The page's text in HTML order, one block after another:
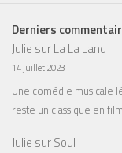
Derniers
Julie surLa La Land
14 juillet 2023
Une comédie musicale
reste un classique en
Julie surSoul